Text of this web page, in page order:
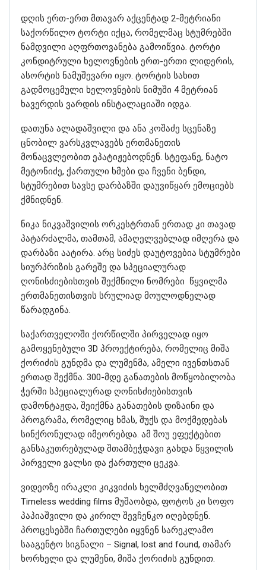
დღის ერთ-ერთ მთავარ აქცენტად 2-მეტრიანი
საქორწილო ტორტი იქცა, რომელმაც სტუმრებში
ნამდვილი აღფრთოვანება გამოიწვია. ტორტი
კონდიტრული ხელოვნების ერთ-ერთი ლიდერის,
ასორტის ნამუშევარი იყო. ტორტის სახით
გადმოცემული ხელოვნების ნიმუში 4 მეტრიან
ხავერდის ვარდის ინსტალაციაში იდგა.
დათუნა ალადაშვილი და ანა კოშაძე სცენაზე
ცნობილ ვარსკვლავებს ერთმანეთის
მონაცვლეობით ეპატიჟებოდნენ. სტეფანე, ნატო
მეტონიძე, ქართული ხმები და ჩვენი ბენდი,
სტუმრებით სავსე დარბაზში დაუვიწყარ ემოციებს
ქმნიდნენ.
ნიკა ნიკვაშვილის ორკესტრთან ერთად კი თავად
პატარძალმა, თამთამ, ამაღელვებლად იმღერა და
დარბაზი აატირა. არც სიძეს დაუტოვებია სტუმრები
სიურპრიზის გარეშე და სპეციალურად
ღონისძიებისთვის შექმნილი ნომრები წყვილმა
ერთმანეთისთვის სრულიად მოულოდნელად
წარადგინა.
საქართველოში ქორწილში პირველად იყო
გამოყენებული 3D პროექტირება, რომელიც მიშა
ქორიძის გუნდმა და ლუმენმა, ამელი ივენთსთან
ერთად შექმნა. 300-მდე განათების მოწყობილობა
ჭერში სპეციალურად ღონისძიებისთვის
დამონტაჟდა, შეიქმნა განათების დიზაინი და
პროგრამა, რომელიც ხმას, შუქს და მოქმედებას
სინქრონულად იმეორებდა. ამ შოუ ეფექტებით
განსაკუთრებულად შთამბეჭდავი გახდა წყვილის
პირველი ვალსი და ქართული ცეკვა.
ვიდეოზე ირაკლი კიკვიძის ხელმძღვანელობით
Timeless wedding films მუშაობდა, ფოტოს კი სოფო
პაპიაშვილი და კირილ შევჩენკო იღებდნენ.
პროცესებში ჩართულები იყვნენ სარეკლამო
სააგენტო სიგნალი – Signal, lost and found, თამარ
ხორხელი და ლუმენი, მიშა ქორიძის გუნდით.